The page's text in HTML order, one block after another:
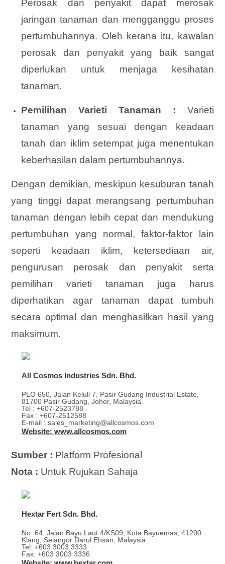
Perosak dan penyakit dapat merosak
jaringan tanaman dan mengganggu proses
pertumbuhannya. Oleh kerana itu, kawalan
perosak dan penyakit yang baik sangat
diperlukan untuk menjaga kesihatan
tanaman.
Pemilihan Varieti Tanaman : Varieti
tanaman yang sesuai dengan keadaan
tanah dan iklim setempat juga menentukan
keberhasilan dalam pertumbuhannya.
Dengan demikian, meskipun kesuburan tanah
yang tinggi dapat merangsang pertumbuhan
tanaman dengan lebih cepat dan mendukung
pertumbuhan yang normal, faktor-faktor lain
seperti keadaan iklim, ketersediaan air,
pengurusan perosak dan penyakit serta
pemilihan varieti tanaman juga harus
diperhatikan agar tanaman dapat tumbuh
secara optimal dan menghasilkan hasil yang
maksimum.
All Cosmos Industries Sdn. Bhd.
PLO 650, Jalan Keluli 7, Pasir Gudang Industrial Estate,
81700 Pasir Gudang, Johor, Malaysia.
Tel : +607-2523788
Fax : +607-2512588
E-mail : sales_marketing@allcosmos.com
Website: www.allcosmos.com
Sumber : Platform Profesional
Nota : Untuk Rujukan Sahaja
Hextar Fert Sdn. Bhd.
No. 64, Jalan Bayu Laut 4/KS09, Kota Bayuemas, 41200
Klang, Selangor Darul Ehsan, Malaysia.
Tel: +603 3003 3333
Fax: +603 3003 3336